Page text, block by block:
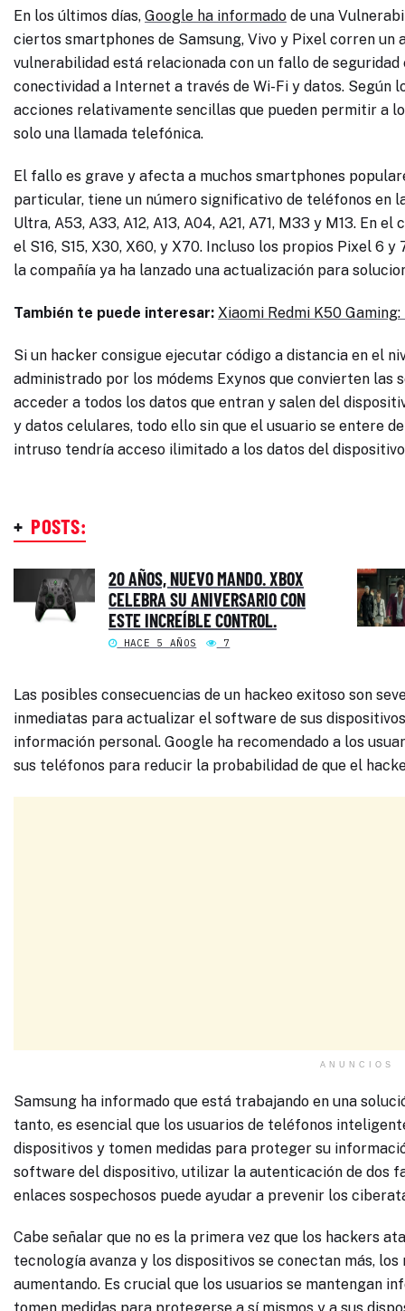
En los últimos días, Google ha informado de una
ciertos smartphones de Samsung, Vivo y Pixel corren un
vulnerabilidad está relacionada con un fallo de seguridad
conectividad a Internet a través de Wi-Fi y datos. Según
acciones relativamente sencillas que pueden permitir a
solo una llamada telefónica.
El fallo es grave y afecta a muchos smartphones
particular, tiene un número significativo de teléfonos en
Ultra, A53, A33, A12, A13, A04, A21, A71, M33 y M13. En
el S16, S15, X30, X60, y X70. Incluso los propios Pixel 6
la compañía ya ha lanzado una actualización para
También te puede interesar: Xiaomi Redmi K50
Si un hacker consigue ejecutar código a distancia en el
administrado por los módems Exynos que convierten las
acceder a todos los datos que entran y salen del
y datos celulares, todo ello sin que el usuario se entere
intruso tendría acceso ilimitado a los datos del
+ POSTS:
20 AÑOS, NUEVO MANDO. XBOX
CELEBRA SU ANIVERSARIO CON
ESTE INCREÍBLE CONTROL.
HACE 5 AÑOS 7
Las posibles consecuencias de un hackeo exitoso son
inmediatas para actualizar el software de sus
información personal. Google ha recomendado a los
sus teléfonos para reducir la probabilidad de que el
ANUNCIOS
Samsung ha informado que está trabajando en una
tanto, es esencial que los usuarios de teléfonos
dispositivos y tomen medidas para proteger su
software del dispositivo, utilizar la autenticación de dos
enlaces sospechosos puede ayudar a prevenir los
Cabe señalar que no es la primera vez que los hackers
tecnología avanza y los dispositivos se conectan más,
aumentando. Es crucial que los usuarios se mantengan